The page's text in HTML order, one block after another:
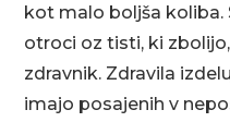
kot malo boljša koliba.
otroci oz tisti, ki
zdravnik. Zdravila
imajo posajenih v